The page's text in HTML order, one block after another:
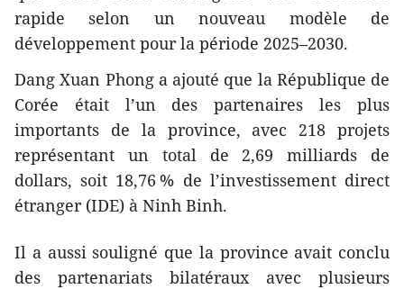
rapide selon un nouveau modèle de
développement pour la période 2025–2030.
Dang Xuan Phong a ajouté que la République de
Corée était l’un des partenaires les plus
importants de la province, avec 218 projets
représentant un total de 2,69 milliards de
dollars, soit 18,76 % de l’investissement direct
étranger (IDE) à Ninh Binh.
Il a aussi souligné que la province avait conclu
des partenariats bilatéraux avec plusieurs